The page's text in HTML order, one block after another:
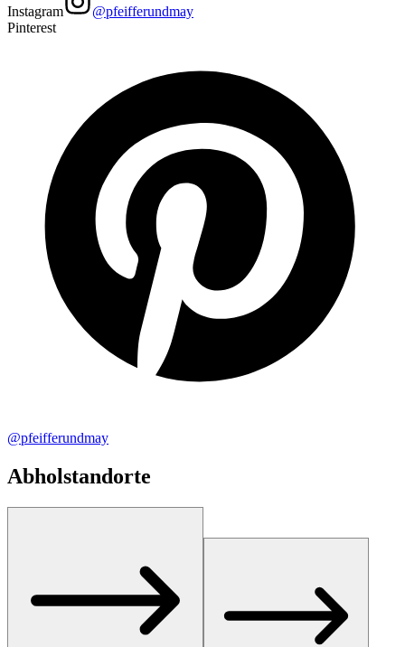
Instagram
@pfeifferundmay
Pinterest
@pfeifferundmay
Abholstandorte